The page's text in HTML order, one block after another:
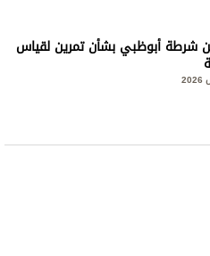
شرطة أبوظبي بشأن تمرين لقياس